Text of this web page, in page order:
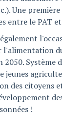
Une
entre le PAT
l'alimentation
2050. Système
jeunes
des citoyens
!